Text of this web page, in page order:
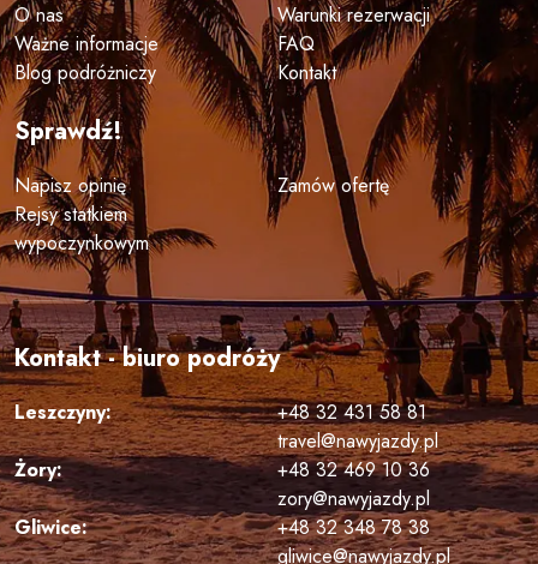
O nas
Warunki rezerwacji
Ważne informacje
FAQ
Blog podróżniczy
Kontakt
Sprawdź!
Napisz opinię
Zamów ofertę
Rejsy statkiem
wypoczynkowym
Kontakt - biuro podróży
Leszczyny:
+48 32 431 58 81
travel@nawyjazdy.pl
Żory:
+48 32 469 10 36
zory@nawyjazdy.pl
Gliwice:
+48 32 348 78 38
gliwice@nawyjazdy.pl